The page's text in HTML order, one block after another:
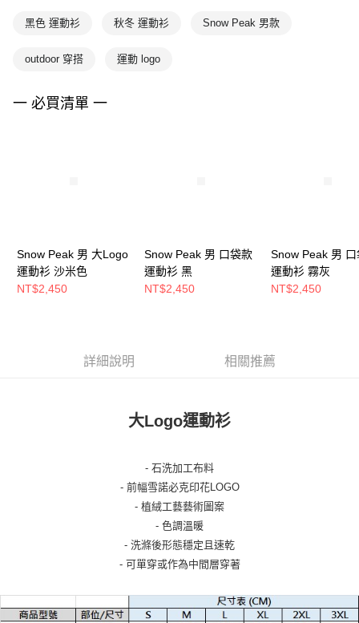
黑色 運動衫 秋冬 運動衫 Snow Peak 男款
outdoor 穿搭 運動 logo
一 必買清單 一
Snow Peak 男 大Logo
運動衫 沙米色
NT$2,450
Snow Peak 男 口袋款
運動衫 黑
NT$2,450
Snow Peak 男 口
運動衫 霧灰
NT$2,450
詳細說明 相關推薦
大Logo運動衫
- 石洗加工布料
- 前幅雪諾必克印花LOGO
- 植絨工藝藝術圖案
- 色調溫暖
- 洗滌後形態穩定且速乾
- 可單穿或作為中間層穿著